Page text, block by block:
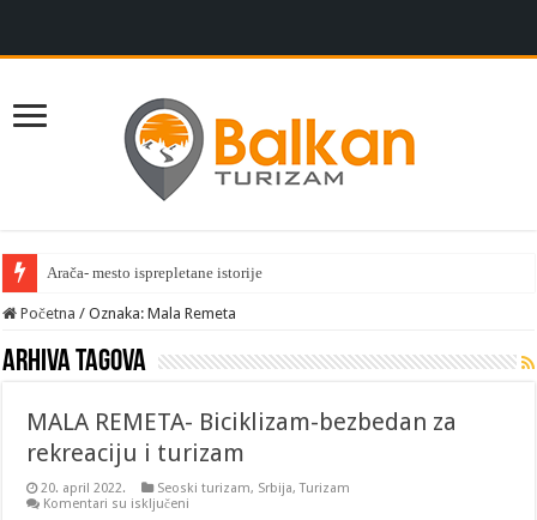
Arača- mesto isprepletane istorije
Početna / Oznaka:Mala Remeta
Arhiva tagova
MALA REMETA- Biciklizam-bezbedan za
rekreaciju i turizam
20. april 2022. Seoski turizam, Srbija,Turizam
Komentari su isključeni